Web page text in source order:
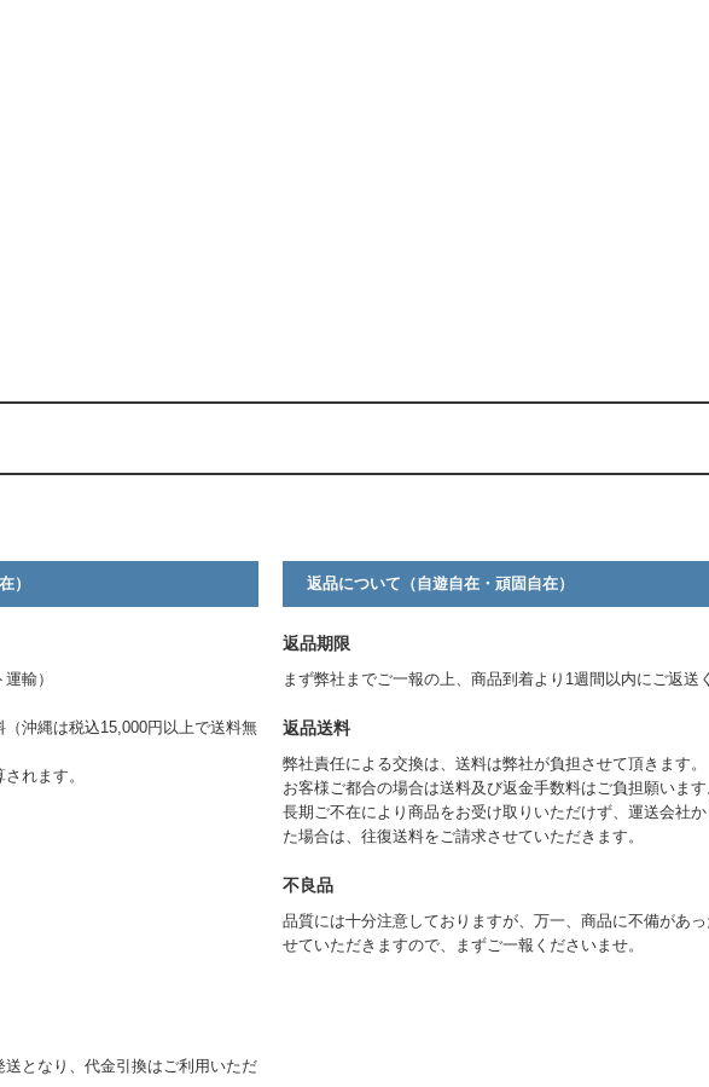
）
輸）
沖縄は税込15,000円以上で送料無
れます。
となり、代金引換はご利用いただ
返品について（自遊自在・頑固自在）
返品期限
まず弊社までご一報の上、商品到着より1週間以内にご返送
返品送料
弊社責任による交換は、送料は弊社が負担させて頂きます。
お客様ご都合の場合は送料及び返金手数料はご負担願います
長期ご不在により商品をお受け取りいただけず、運送会社
た場合は、往復送料をご請求させていただきます。
不良品
品質には十分注意しておりますが、万一、商品に不備があ
せていただきますので、まずご一報くださいませ。